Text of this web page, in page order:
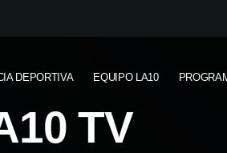
DEPORTIVA EQUIPO LA10
TV